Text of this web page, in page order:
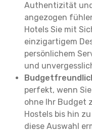
Authentizität
angezogen
Hotels Sie mit
einzigartigem
persönlichem
und
perfekt, wenn
ohne Ihr Budget
Hostels bis hin
diese Auswahl